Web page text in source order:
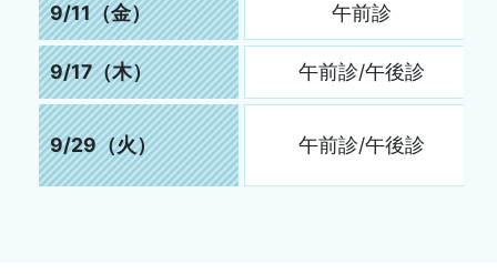
9/11（金） 午前診
9/17（木） 午前診/午後診
9/29（火） 午前診/午後診